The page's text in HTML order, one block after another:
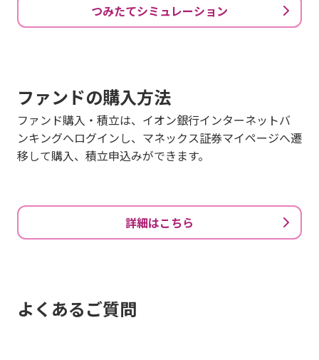
つみたてシミュレーション
ファンドの購入方法
ファンド購入・積立は、イオン銀行インターネットバ
ンキングへログインし、マネックス証券マイページへ遷
移して購入、積立申込みができます。
詳細はこちら
よくあるご質問